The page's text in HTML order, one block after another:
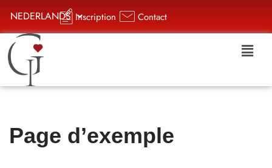
Aller
au
contenu
NEDERLANDS Inscription Contact
Page d’exemple